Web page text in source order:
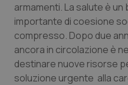
Piemonte
Provincia
Provincia
HIV
Infezioni & Febbre
Ipertensione &
armamenti. La salute è
importante di coesione
compresso. Dopo due
ancora in circolazione è
destinare nuove risorse
soluzione urgente alla